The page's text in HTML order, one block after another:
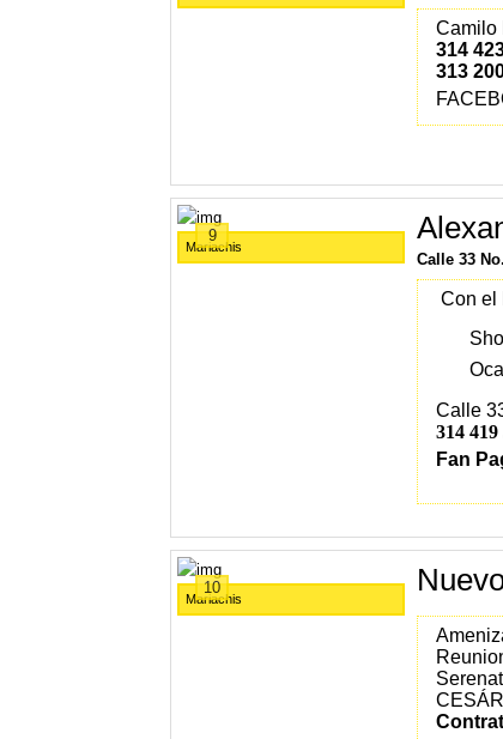
Camilo
314
313
9
Mariachis
Calle 33
Con el
Calle
314 419
Fan
10
Mariachis